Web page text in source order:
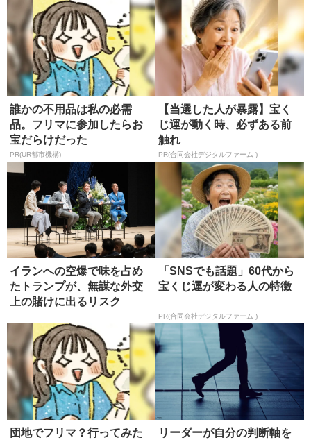
誰かの不用品は私の必需
品。フリマに参加したらお
宝だらけだった
PR(UR都市機構)
【当選した人が暴露】宝く
じ運が動く時、必ずある前
触れ
PR(合同会社デジタルファーム )
イランへの空爆で味を占め
たトランプが、無謀な外交
上の賭けに出るリスク
「SNSでも話題」60代から
宝くじ運が変わる人の特徴
PR(合同会社デジタルファーム )
団地でフリマ？行ってみた
リーダーが自分の判断軸を